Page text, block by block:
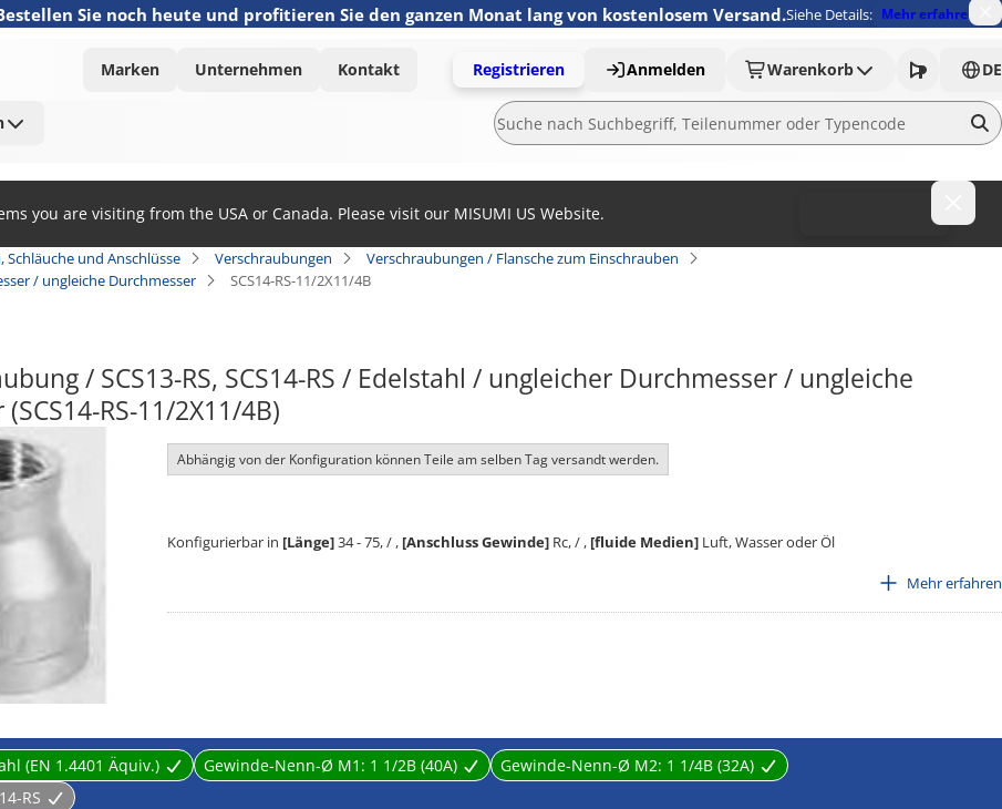
Sie noch heute und profitieren Sie den ganzen Monat lang von kostenlosem Versand.Siehe Details: Mehr erfahren
Marken Unternehmen Kontakt Registrieren Anmelden Warenkorb DE
you are visiting from the USA or Canada. Please visit our MISUMI US Website.
Schläuche und Anschlüsse Verschraubungen
Verschraubungen / Flansche zum Einschrauben
/ ungleiche Durchmesser
SCS14-RS-11/2X11/4B
/ SCS13-RS, SCS14-RS / Edelstahl / ungleicher Durchmesser / ungleiche
RS-11/2X11/4B)
Abhängig von der Konfiguration können Teile am selben Tag versandt werden.
Konfigurierbar in [Länge]34 - 75, / , [Anschluss Gewinde] Rc, / , [fluide Medien] Luft, Wasser oder Öl
Herstellerdetails:
Wir bieten zuverlässige Edelstahlprodukte an, die eine strenge Qualitätskontrolle vom Guss bis zur Fertigstellung umfassen, da
Mehr erfahren
(EN 1.4401 Äquiv.) Gewinde-Nenn-Ø M1: 1 1/2B (40A) Gewinde-Nenn-Ø M2: 1 1/4B (32A)
RS